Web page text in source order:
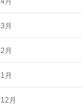
月
月
月
月